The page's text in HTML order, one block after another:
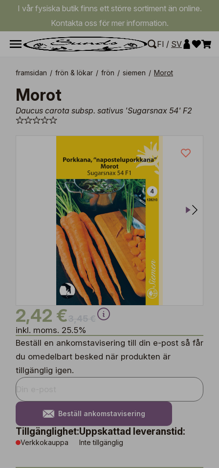
I vår fysiska butik finns ett större sortiment än online.
Kontakta oss för mer information.
FI / SV
framsidan / frön & lökar / frön / siemen / Morot
Morot
Daucus carota subsp. sativus 'Sugarsnax 54' F2
2,42 €
inkl. moms. 25.5%
Beställ en ankomstavisering till din e-post så får
du omedelbart besked när produkten är
tillgänglig igen.
Beställ ankomstavisering
Tillgänglighet:
Verkkokauppa
Uppskattad leveranstid:
Inte tillgänglig